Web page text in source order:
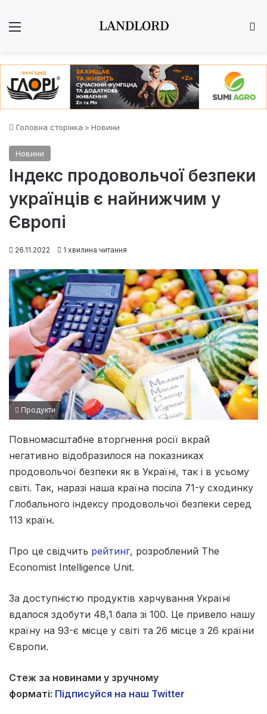
Головна сторінка > Новини
Новини
Індекс продовольчої безпеки
українців є найнижчим у
Європі
26.11.2022 1 хвилина читання
Продукти
Повномасштабне вторгнення росії вкрай
негативно відобразилося на показниках
продовольчої безпеки як в Україні, так і в усьому
світі. Так, наразі наша країна посіла 71-у сходинку
Глобального індексу продовольчої безпеки серед
113 країн.
Про це свідчить рейтинг, розроблений The
Economist Intelligence Unit.
За доступністю продуктів харчування Україні
вдалося здобути 48,1 бала зі 100. Це привело нашу
країну на 93-є місце у світі та 26 місце з 26 країни
Європи.
Стеж за новинами у зручному
форматі: Підписуйся на наш Twitter